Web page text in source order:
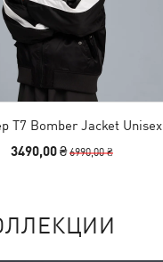
T7 Bomber Jacket Unisex
3490,00 ₴6990,00 ₴